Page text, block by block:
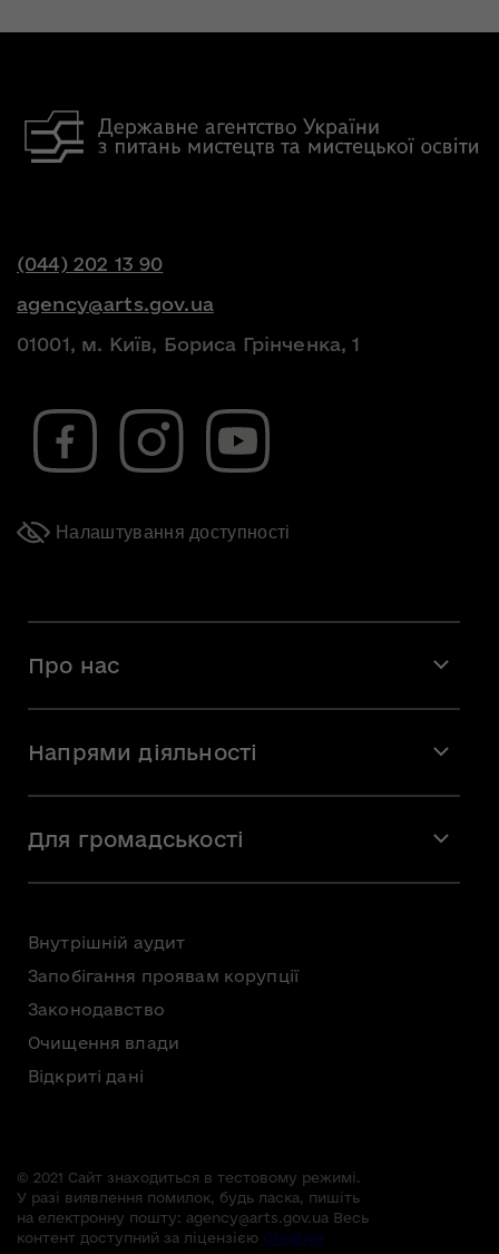
(044) 202 13 90
agency@arts.gov.ua
01001, м. Київ, Бориса Грінченка, 1
Налаштування доступності
Про нас
Команда
Вакансії
Напрями діяльності
Мистецька освіта
Для громадськості
Внутрішній аудит
Запобігання проявам корупції
Законодавство
Очищення влади
Відкриті дані
© 2021 Сайт знаходиться в тестовому режимі.
У разі виявлення помилок, будь ласка, пишіть
на електронну пошту: agency@arts.gov.ua Весь
контент доступний за ліцензією Creative